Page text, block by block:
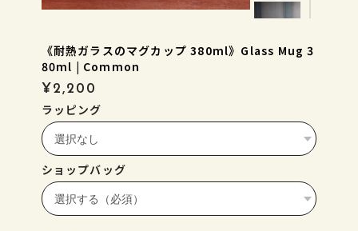
《耐熱ガラスのマグカップ 380ml》Glass Mug 3
80ml | Common
¥2,200
ラッピング
ショップバッグ